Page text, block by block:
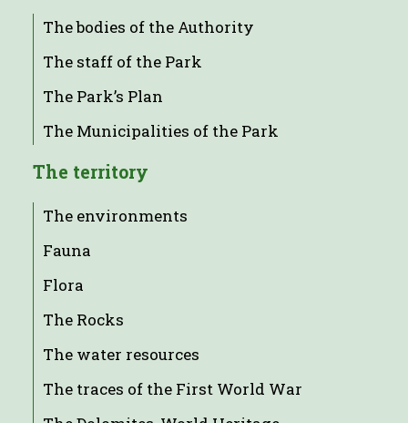
The bodies of the Authority
The staff of the Park
The Park’s Plan
The Municipalities of the Park
The territory
The environments
Fauna
Flora
The Rocks
The water resources
The traces of the First World War